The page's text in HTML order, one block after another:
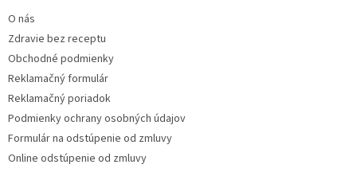
O nás
Zdravie bez receptu
Obchodné podmienky
Reklamačný formulár
Reklamačný poriadok
Podmienky ochrany osobných údajov
Formulár na odstúpenie od zmluvy
Online odstúpenie od zmluvy